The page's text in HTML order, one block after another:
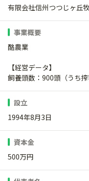
有限会社信州つつじヶ丘
事業概要
酪農業
【経営データ】
飼養頭数：900頭（うち搾
設立
1994年8月3日
資本金
500万円